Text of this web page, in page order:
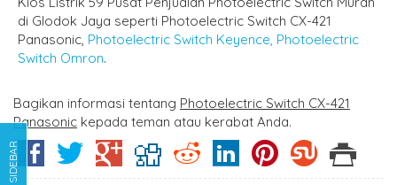
di Glodok Jaya seperti Photoelectric Switch CX-421
Panasonic, Photoelectric Switch Keyence, Photoelectric
Switch Omron.
Bagikan informasi tentang Photoelectric Switch CX-421
Panasonic kepada teman atau kerabat Anda.
SIDEBAR